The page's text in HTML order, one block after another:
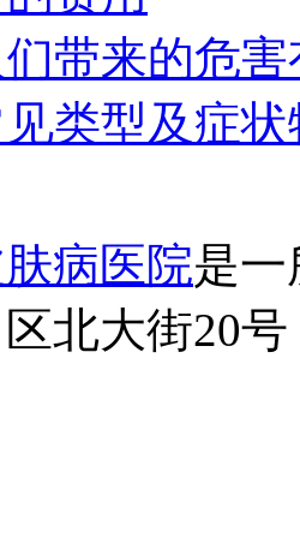
带来的危
类型及症状
病医院是
北大街20